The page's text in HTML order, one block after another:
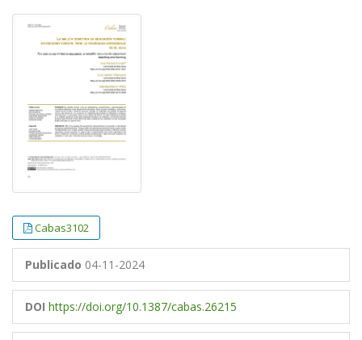
Cabas3102
Publicado 04-11-2024
DOI https://doi.org/10.1387/cabas.26215